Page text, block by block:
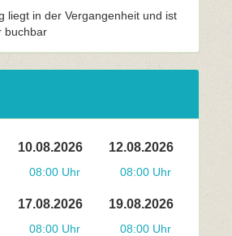
liegt in der Vergangenheit und ist
buchbar
10.08.2026
08:00 Uhr
12.08.2026
08:00 Uhr
17.08.2026
08:00 Uhr
19.08.2026
08:00 Uhr